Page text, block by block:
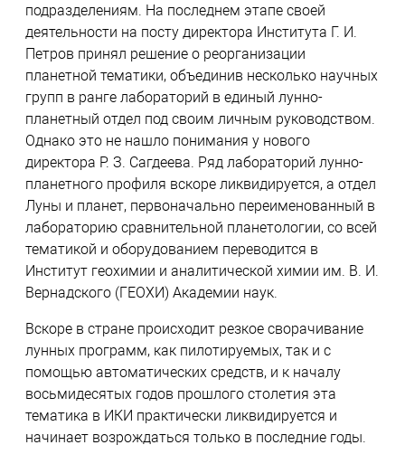
подразделениям. На последнем этапе своей
деятельности на посту директора Института Г. И.
Петров принял решение о реорганизации
планетной тематики, объединив несколько научных
групп в ранге лабораторий в единый лунно-
планетный отдел под своим личным руководством.
Однако это не нашло понимания у нового
директора Р. З. Сагдеева. Ряд лабораторий лунно-
планетного профиля вскоре ликвидируется, а отдел
Луны и планет, первоначально переименованный в
лабораторию сравнительной планетологии, со всей
тематикой и оборудованием переводится в
Институт геохимии и аналитической химии им. В. И.
Вернадского (ГЕОХИ) Академии наук.
Вскоре в стране происходит резкое сворачивание
лунных программ, как пилотируемых, так и с
помощью автоматических средств, и к началу
восьмидесятых годов прошлого столетия эта
тематика в ИКИ практически ликвидируется и
начинает возрождаться только в последние годы.